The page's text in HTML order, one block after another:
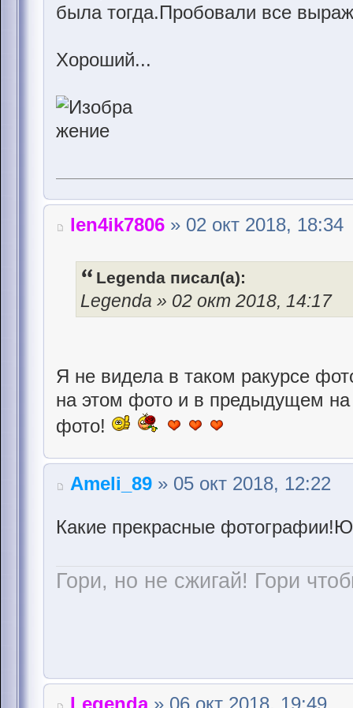
была тогда.Пробовали все
Хороший...
len4ik7806 » 02 окт 2018, 18:34
Legenda писал(а):
Legenda » 02 окт 2018, 14:17
Я не видела в таком ракурсе
на этом фото и в предыдущем на
фото!
Ameli_89 » 05 окт 2018, 12:22
Какие прекрасные
Гори, но не сжигай! Гори